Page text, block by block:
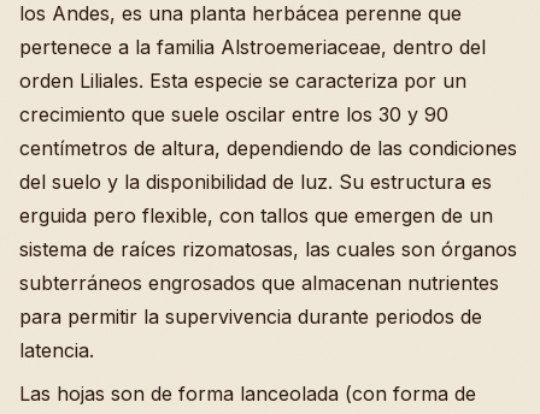
los Andes, es una planta herbácea perenne que
pertenece a la familia Alstroemeriaceae, dentro del
orden Liliales. Esta especie se caracteriza por un
crecimiento que suele oscilar entre los 30 y 90
centímetros de altura, dependiendo de las condiciones
del suelo y la disponibilidad de luz. Su estructura es
erguida pero flexible, con tallos que emergen de un
sistema de raíces rizomatosas, las cuales son órganos
subterráneos engrosados que almacenan nutrientes
para permitir la supervivencia durante periodos de
latencia.
Las hojas son de forma lanceolada (con forma de